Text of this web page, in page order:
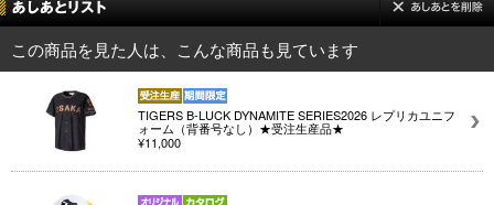
この商品を見た人は、こんな商品も見ています
TIGERS B-LUCK DYNAMITE SERIES2026 レプリカユニフ
ォーム（背番号なし）★受注生産品★
¥11,000